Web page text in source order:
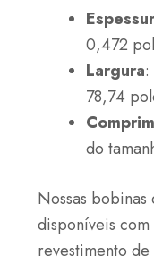
0,472
Largura
78,74
do
Nossas
disponíveis
revestimento